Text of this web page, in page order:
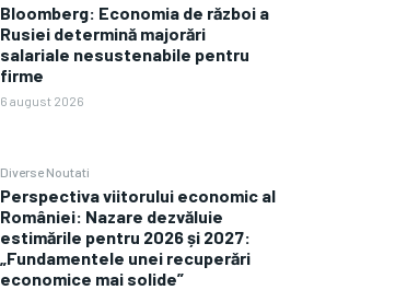
Bloomberg: Economia de război a
Rusiei determină majorări
salariale nesustenabile pentru
firme
6 august 2026
Diverse Noutati
Perspectiva viitorului economic al
României: Nazare dezvăluie
estimările pentru 2026 și 2027:
„Fundamentele unei recuperări
economice mai solide”